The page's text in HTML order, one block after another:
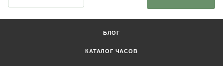
БЛОГ
КАТАЛОГ ЧАСОВ